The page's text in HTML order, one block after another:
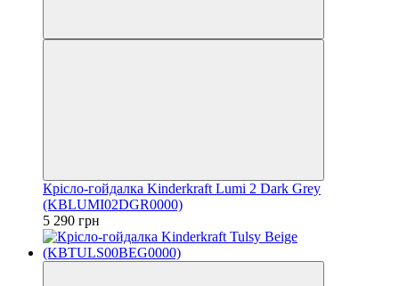
Крісло-гойдалка Kinderkraft Lumi 2 Dark Grey
(KBLUMI02DGR0000)
5 290 грн